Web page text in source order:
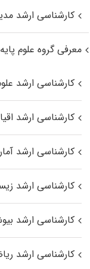
کارشناسی ارشد
معرفی گروه علوم
کارشناسی ارشد
کارشناسی ارشد
کارشناسی ارشد آمار
کارشناسی ارشد
کارشناسی ارشد
کارشناسی ارشد